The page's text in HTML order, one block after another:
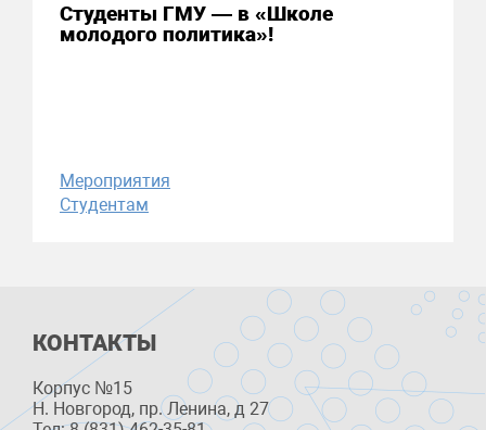
Студенты ГМУ — в «Школе
молодого политика»!
Мероприятия
Студентам
КОНТАКТЫ
Корпус №15
Н. Новгород, пр. Ленина, д 27